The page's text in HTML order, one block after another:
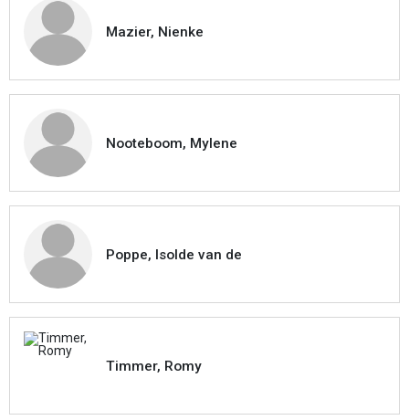
Mazier, Nienke
Nooteboom, Mylene
Poppe, Isolde van de
Timmer, Romy